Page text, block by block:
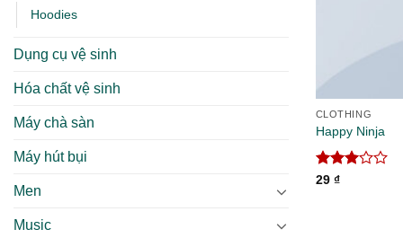
Hoodies
Dụng cụ vệ sinh
Hóa chất vệ sinh
Máy chà sàn
Máy hút bụi
Men
Music
CLOTHING
Happy Ninja
Được
29 ₫